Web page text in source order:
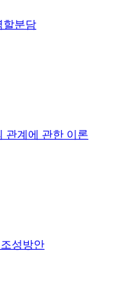
할분담
관계에 관한 이론
성방안